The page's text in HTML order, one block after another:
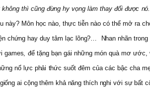
thì cũng đừng hy vọng làm thay đổi được
Môn học nào, thực tiễn nào có thể mở ra
chứng hay duy tâm lạc lõng?… Nhan nhãn
để tặng bạn gái những món quà mơ ước,
nổ lực phải thức suốt đêm của các bậc cha
ai cộng thêm khả năng thích nghi với sự bất